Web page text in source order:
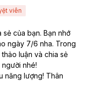
viên
sẻ của bạn. Bạn nhớ
ngày 7/6 nha. Trong
luận và chia sẻ
người nhé!
năng lượng! Thân